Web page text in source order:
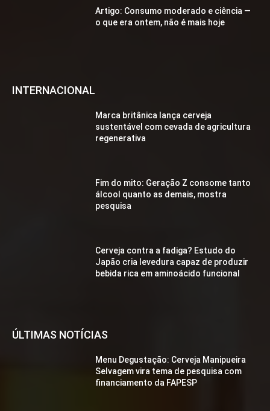
Artigo: Consumo moderado e ciência —
o que era ontem, não é mais hoje
INTERNACIONAL
Marca britânica lança cerveja
sustentável com cevada de agricultura
regenerativa
Fim do mito: Geração Z consome tanto
álcool quanto as demais, mostra
pesquisa
Cerveja contra a fadiga? Estudo do
Japão cria levedura capaz de produzir
bebida rica em aminoácido funcional
ÚLTIMAS NOTÍCIAS
Menu Degustação: Cerveja Manipueira
Selvagem vira tema de pesquisa com
financiamento da FAPESP